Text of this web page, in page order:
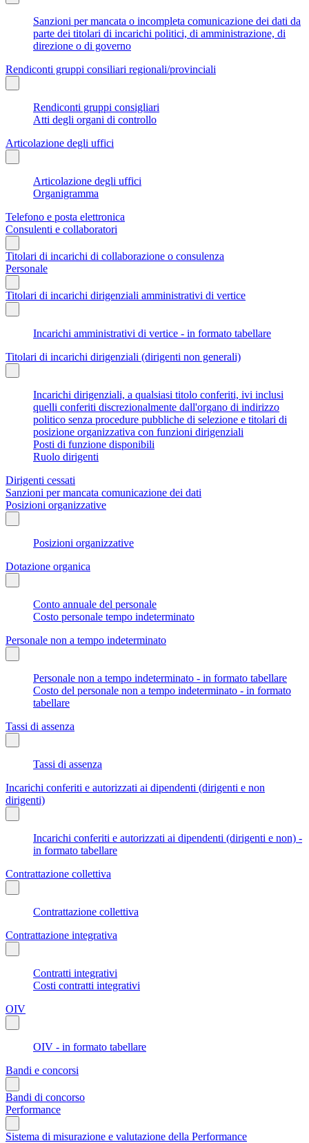
Sanzioni per mancata o incompleta comunicazione dei dati da
parte dei titolari di incarichi politici, di amministrazione, di
direzione o di governo
Rendiconti gruppi consiliari regionali/provinciali
Rendiconti gruppi consigliari
Atti degli organi di controllo
Articolazione degli uffici
Articolazione degli uffici
Organigramma
Telefono e posta elettronica
Consulenti e collaboratori
Titolari di incarichi di collaborazione o consulenza
Personale
Titolari di incarichi dirigenziali amministrativi di vertice
Incarichi amministrativi di vertice - in formato tabellare
Titolari di incarichi dirigenziali (dirigenti non generali)
Incarichi dirigenziali, a qualsiasi titolo conferiti, ivi inclusi
quelli conferiti discrezionalmente dall'organo di indirizzo
politico senza procedure pubbliche di selezione e titolari di
posizione organizzativa con funzioni dirigenziali
Posti di funzione disponibili
Ruolo dirigenti
Dirigenti cessati
Sanzioni per mancata comunicazione dei dati
Posizioni organizzative
Posizioni organizzative
Dotazione organica
Conto annuale del personale
Costo personale tempo indeterminato
Personale non a tempo indeterminato
Personale non a tempo indeterminato - in formato tabellare
Costo del personale non a tempo indeterminato - in formato
tabellare
Tassi di assenza
Tassi di assenza
Incarichi conferiti e autorizzati ai dipendenti (dirigenti e non
dirigenti)
Incarichi conferiti e autorizzati ai dipendenti (dirigenti e non) -
in formato tabellare
Contrattazione collettiva
Contrattazione collettiva
Contrattazione integrativa
Contratti integrativi
Costi contratti integrativi
OIV
OIV - in formato tabellare
Bandi e concorsi
Bandi di concorso
Performance
Sistema di misurazione e valutazione della Performance